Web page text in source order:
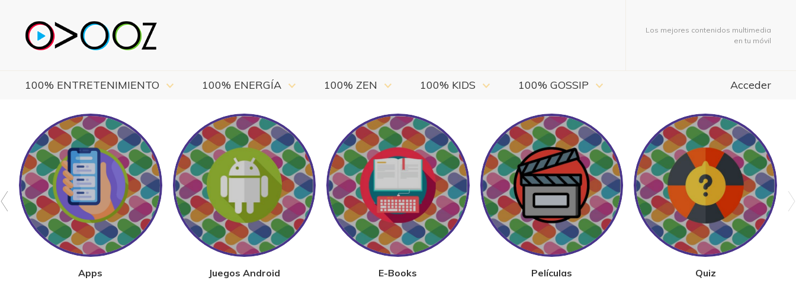
Los mejores contenidos multimedia
en tu móvil
100% ENTRETENIMIENTO 100% ENERGÍA 100% ZEN 100% KIDS 100% GOSSIP Acceder
Apps Juegos Android E-Books Películas Quiz